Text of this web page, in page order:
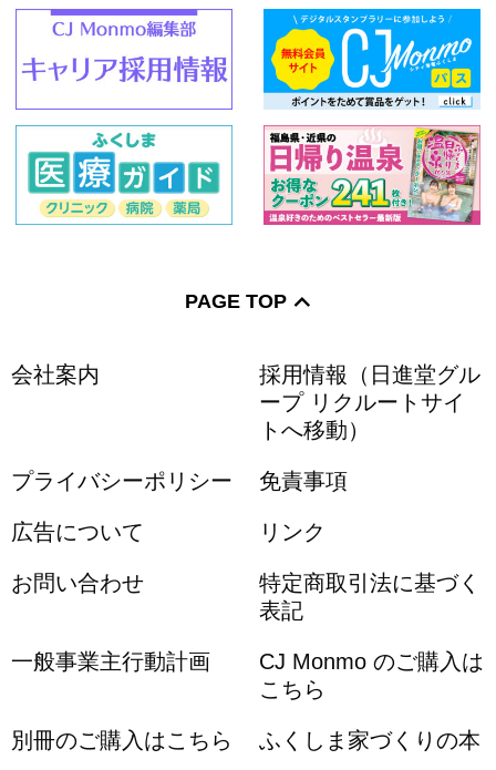
PAGE TOP
会社案内
採用情報（日進堂グル
ープ リクルートサイ
トへ移動）
プライバシーポリシー 免責事項
広告について リンク
お問い合わせ
特定商取引法に基づく
表記
一般事業主行動計画
CJ Monmo のご購入は
こちら
別冊のご購入はこちら ふくしま家づくりの本